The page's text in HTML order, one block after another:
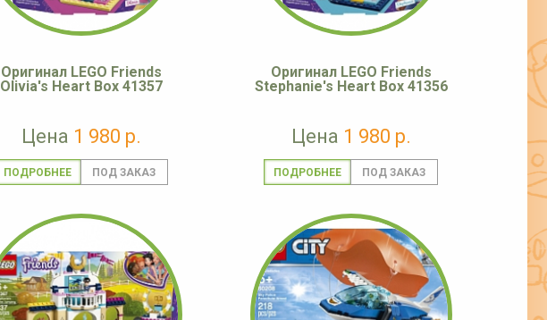
Оригинал LEGO Friends
Olivia's Heart Box 41357
Цена 1 980 р.
ПОДРОБНЕЕ
Оригинал LEGO Friends
Stephanie's Heart Box 41356
Цена 1 980 р.
ПОДРОБНЕЕ